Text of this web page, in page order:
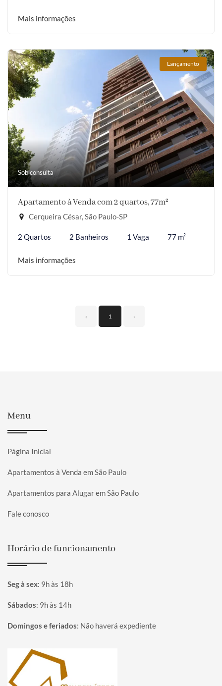
Mais informações
Lançamento
Sob consulta
Apartamento à Venda com 2 quartos, 77m²
Cerqueira César, São Paulo-SP
2 Quartos 2 Banheiros 1 Vaga 77 m²
Mais informações
‹ 1 ›
Menu
Página Inicial
Apartamentos à Venda em São Paulo
Apartamentos para Alugar em São Paulo
Fale conosco
Horário de funcionamento
Seg à sex: 9h às 18h
Sábados: 9h às 14h
Domingos e feriados: Não haverá expediente
Página inicial